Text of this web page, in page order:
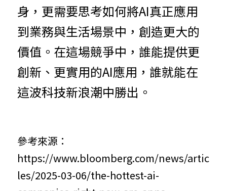
身，更需要思考如何將AI真正應用
到業務與生活場景中，創造更大的
價值。在這場競爭中，誰能提供更
創新、更實用的AI應用，誰就能在
這波科技新浪潮中勝出。
參考來源：
https://www.bloomberg.com/news/artic
les/2025-03-06/the-hottest-ai-